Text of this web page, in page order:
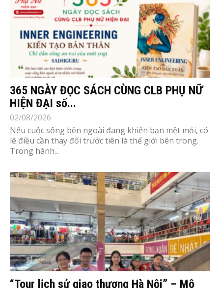
365 NGÀY ĐỌC SÁCH CÙNG CLB PHỤ NỮ
HIỆN ĐẠI số...
02/08/2026
Nếu cuộc sống bên ngoài đang khiến bạn mệt mỏi, có
lẽ điều cần thay đổi trước tiên là thế giới bên trong.
Trong hành...
“Tour lịch sử giao thương Hà Nội” – Mô